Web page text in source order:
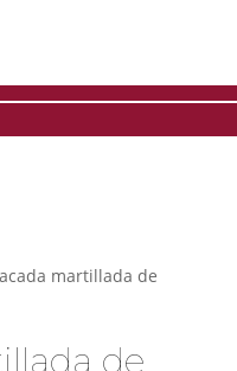
martillada de
de